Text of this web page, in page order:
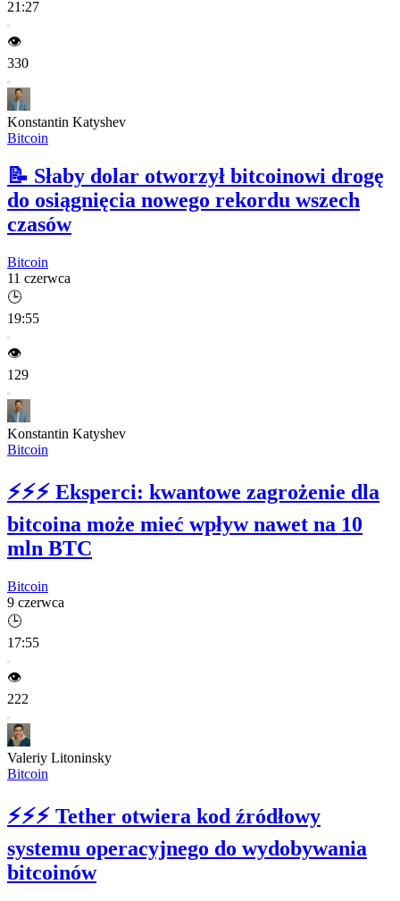
21:27
👁️
330
Konstantin Katyshev
Bitcoin
📝 Słaby dolar otworzył bitcoinowi drogę
do osiągnięcia nowego rekordu wszech
czasów
Bitcoin
11 czerwca
🕒
19:55
👁️
129
Konstantin Katyshev
Bitcoin
⚡⚡⚡ Eksperci: kwantowe zagrożenie dla
bitcoina może mieć wpływ nawet na 10
mln BTC
Bitcoin
9 czerwca
🕒
17:55
👁️
222
Valeriy Litoninsky
Bitcoin
⚡⚡⚡ Tether otwiera kod źródłowy
systemu operacyjnego do wydobywania
bitcoinów